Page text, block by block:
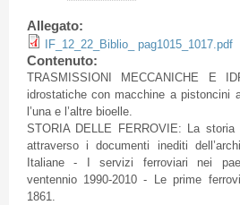
Allegato:
IF_12_22_Biblio_ pag1015_1017.pdf
Contenuto:
TRASMISSIONI MECCANICHE E
idrostatiche con macchine a pistoncini
l’una e l’altre bioelle.
STORIA DELLE FERROVIE: La
attraverso i documenti inediti
Italiane - I servizi ferroviari nei
ventennio 1990-2010 - Le prime
1861.